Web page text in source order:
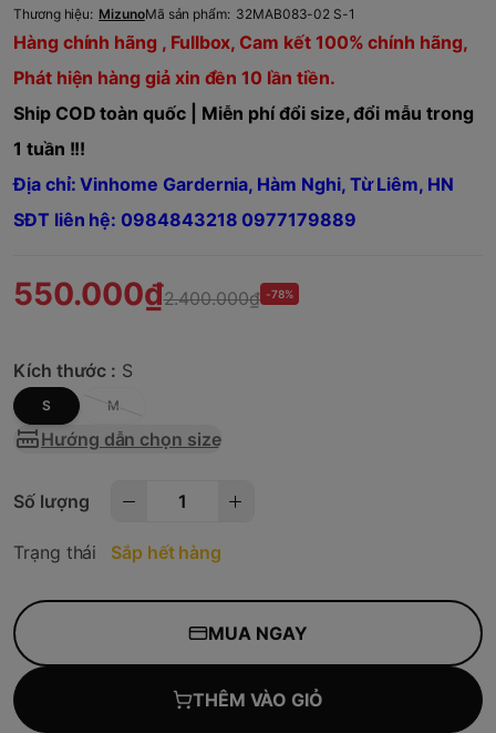
Thương hiệu: MizunoMã sản phẩm: 32MAB083-02 S-1
Hàng chính hãng , Fullbox, Cam kết 100% chính hãng,
Phát hiện hàng giả xin đền 10 lần tiền.
Ship COD toàn quốc | Miễn phí đổi size, đổi mẫu trong
1 tuần !!!
Địa chỉ: Vinhome Gardernia, Hàm Nghi, Từ Liêm, HN
SĐT liên hệ: 0984843218 0977179889
550.000₫2.400.000₫ -78%
Kích thước : S
S M
Hướng dẫn chọn size
Số lượng
Trạng thái Sắp hết hàng
MUA NGAY
THÊM VÀO GIỎ